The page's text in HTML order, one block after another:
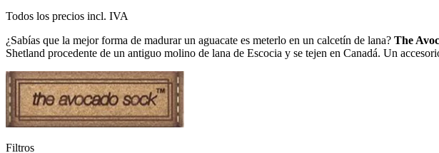
Todos los precios incl. IVA
¿Sabías que la mejor forma de madurar un aguacate es meterlo en un calcetín de lana? The
Shetland procedente de un antiguo molino de lana de Escocia y se tejen en Canadá. Un
Filtros